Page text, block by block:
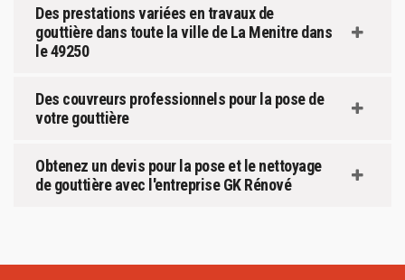
Des prestations variées en travaux de
gouttière dans toute la ville de La Menitre dans
le 49250
Des couvreurs professionnels pour la pose de
votre gouttière
Obtenez un devis pour la pose et le nettoyage
de gouttière avec l'entreprise GK Rénové